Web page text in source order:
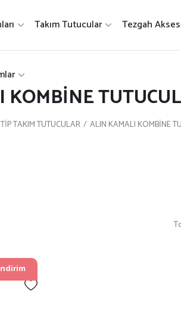
Takım Tutucular Tezgah
TAKIM TUTUCULAR ALIN KAMALI KOMBİNE